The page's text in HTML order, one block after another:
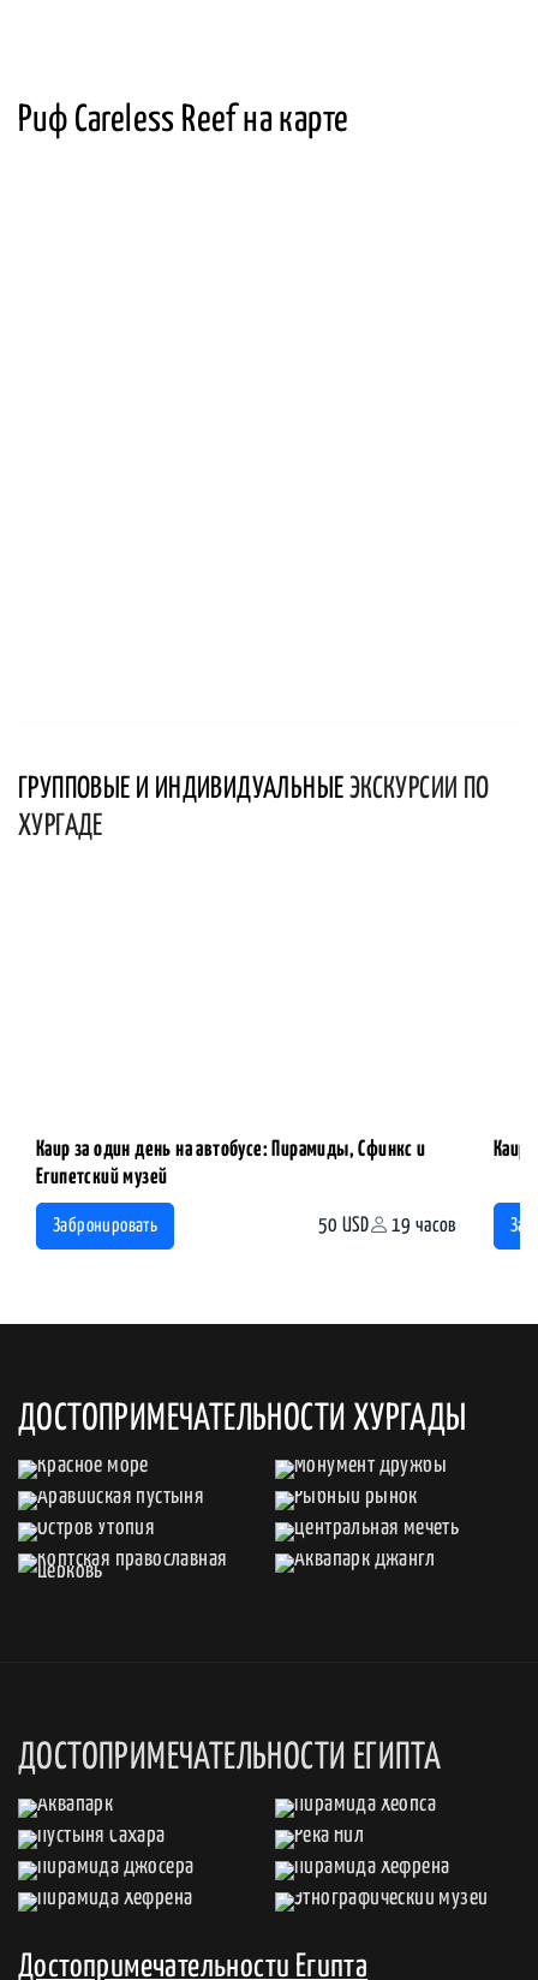
Риф Careless Reef на карте
ГРУППОВЫЕ И ИНДИВИДУАЛЬНЫЕ ЭКСКУРСИИ ПО
ХУРГАДЕ
Каир за один день на автобусе: Пирамиды, Сфинкс и
Египетский музей
Забронировать 50 USD 19 часов
Каир
ДОСТОПРИМЕЧАТЕЛЬНОСТИ ХУРГАДЫ
ДОСТОПРИМЕЧАТЕЛЬНОСТИ ЕГИПТА
Достопримечательности Египта